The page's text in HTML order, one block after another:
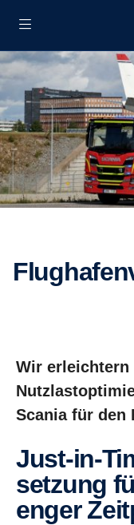
Wir erleichtern
Scania für den
Just-​in-Time – die Voraus­
set­zung
enger